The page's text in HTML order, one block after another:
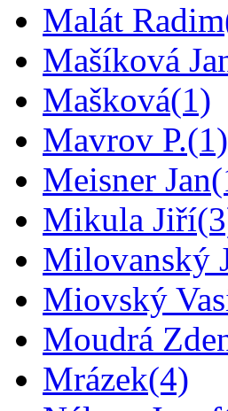
Malát Radim
Mašíková
Mašková(1)
Mavrov P.(1)
Meisner Jan
Mikula Jiří
Milovanský
Miovský
Moudrá
Mrázek(4)